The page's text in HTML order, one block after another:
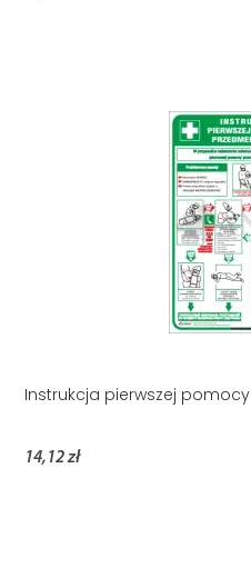
Instrukcja pierwszej
14,12 zł